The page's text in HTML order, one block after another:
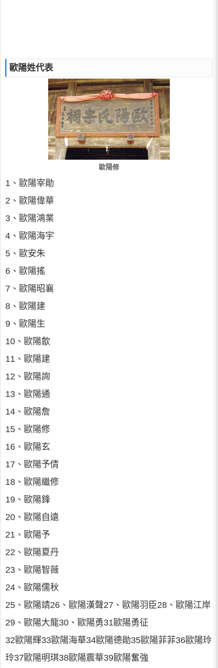
歐陽姓代表
歐陽修
1、歐陽宰勛
2、歐陽偉華
3、歐陽鴻業
4、歐陽海宇
5、歐安朱
6、歐陽搖
7、歐陽昭襄
8、歐陽建
9、歐陽生
10、歐陽歙
11、歐陽建
12、歐陽詢
13、歐陽通
14、歐陽詹
15、歐陽修
16、歐陽玄
17、歐陽予倩
18、歐陽繼修
19、歐陽鋒
20、歐陽自遠
21、歐陽予
22、歐陽夏丹
23、歐陽智薇
24、歐陽儒秋
25、歐陽靖26、歐陽漢聲27、歐陽羽臣28、歐陽江岸
29、歐陽大龍30、歐陽勇31歐陽勇征
32歐陽輝33歐陽海華34歐陽德勛35歐陽菲菲36歐陽玲
玲37歐陽明琪38歐陽震華39歐陽奮強